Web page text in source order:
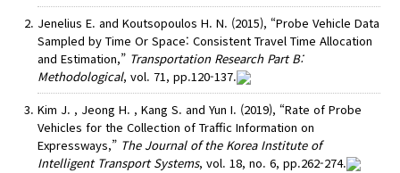
Jenelius E. and Koutsopoulos H. N. (2015), “Probe Vehicle Data
Sampled by Time Or Space: Consistent Travel Time Allocation
and Estimation,” Transportation Research Part B:
Methodological, vol. 71, pp.120-137.
Kim J. , Jeong H. , Kang S. and Yun I. (2019), “Rate of Probe
Vehicles for the Collection of Traffic Information on
Expressways,” The Journal of the Korea Institute of
Intelligent Transport Systems, vol. 18, no. 6, pp.262-274.